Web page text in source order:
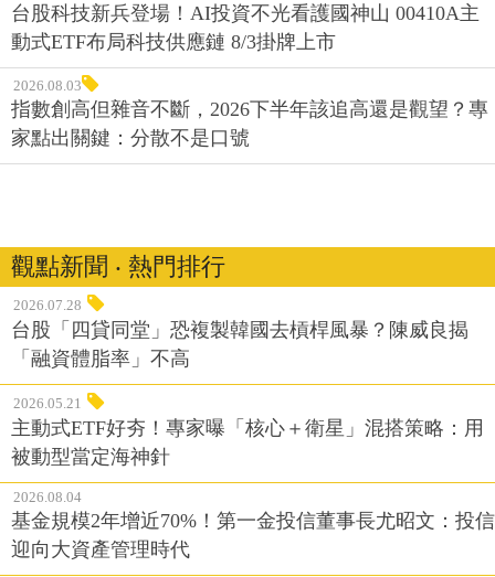
台股科技新兵登場！AI投資不光看護國神山 00410A主
動式ETF布局科技供應鏈 8/3掛牌上市
2026.08.03
指數創高但雜音不斷，2026下半年該追高還是觀望？專
家點出關鍵：分散不是口號
觀點新聞 ‧ 熱門排行
2026.07.28
台股「四貸同堂」恐複製韓國去槓桿風暴？陳威良揭
「融資體脂率」不高
2026.05.21
主動式ETF好夯！專家曝「核心＋衛星」混搭策略：用
被動型當定海神針
2026.08.04
基金規模2年增近70%！第一金投信董事長尤昭文：投信
迎向大資產管理時代